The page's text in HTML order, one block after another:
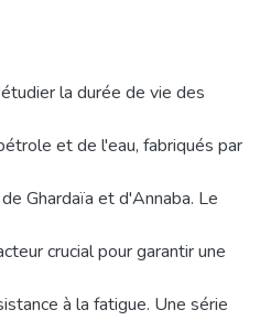
la durée de vie des
et de l'eau, fabriqués par
Ghardaïa et d'Annaba. Le
crucial pour garantir une
à la fatigue. Une série